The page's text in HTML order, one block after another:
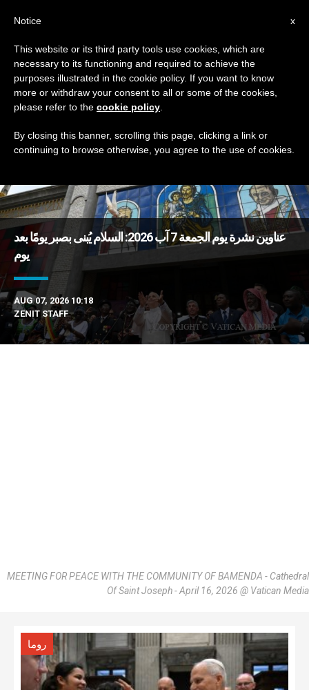
TAG
Posts Tagged ‘مريم’
DERNIÈRES NOUVELLES
عناوين نشرة يوم الجمعة 7 آب 2026: السلام يُبنى بصبر يومًا بعد
يوم
AUG 07, 2026 10:18
ZENIT STAFF
MEETING FOR PEACE WITH THE COMMUNITY OF BAMENDA - Cathedral
Of Saint Joseph - April 16, 2026 @ Vatican Media
روما
x
Notice
This website or its third party tools use cookies, which are
necessary to its functioning and required to achieve the
purposes illustrated in the cookie policy. If you want to know
more or withdraw your consent to all or some of the cookies,
please refer to the cookie policy
By closing this banner, scrolling this page, clicking a link or
continuing to browse otherwise, you agree to the use of cookies.